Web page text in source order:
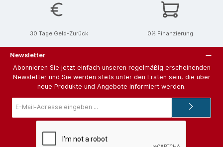
30 Tage Geld-Zurück 0% Finanzierung
Newsletter
Abonnieren Sie jetzt einfach unseren regelmäßig erscheinenden
Newsletter und Sie werden stets unter den Ersten sein, die über
neue Produkte und Angebote informiert werden.
Mail-